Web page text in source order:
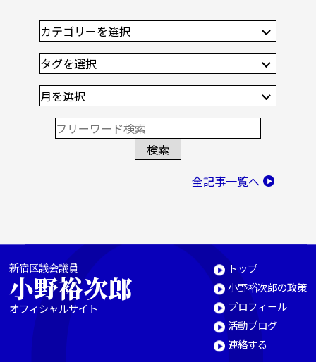
全記事一覧へ
新宿区議会議員
小野裕次郎
オフィシャルサイト
トップ
小野裕次郎の政策
プロフィール
活動ブログ
連絡する